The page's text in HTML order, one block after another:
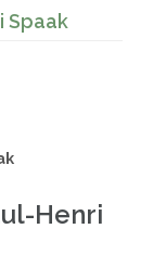
Spaak
Henri